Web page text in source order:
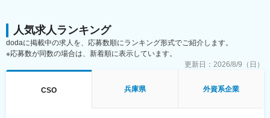
公募制度も充実しておりますので、IQVIAが展開している他の事業
部への異動も可能です。
※病院の経営コンサル、医薬品メーカーのマーケティング支援、人
（３）手厚い研修体制でスキルアップができます：製品研修、ス
やスキルをしっかりと身に付けられる研修制度があります。MRと
人気求人ランキング
dodaに掲載中の求人を、応募数順にランキング形式でご紹介します。
※応募数が同数の場合は、新着順に表示しています。
更新日： 2026/8/9（日）
CSO 兵庫県 外資系企業